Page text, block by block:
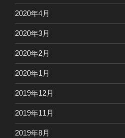
2020年4月
2020年3月
2020年2月
2020年1月
2019年12月
2019年11月
2019年8月